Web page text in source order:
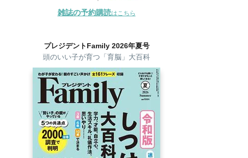
雑誌の予約購読はこちら
プレジデントFamily 2026年夏号
頭のいい子が育つ「育脳」大百科